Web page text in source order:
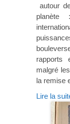
autour
planète
rapports
malgré
la remise
Lire la